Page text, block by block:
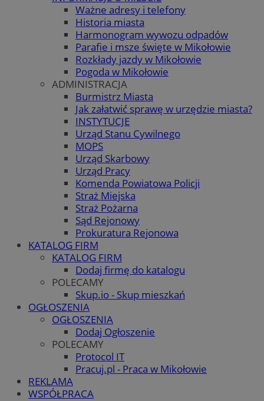
Ważne adresy i telefony
Historia miasta
Harmonogram wywozu odpadów
Parafie i msze święte w Mikołowie
Rozkłady jazdy w Mikołowie
Pogoda w Mikołowie
ADMINISTRACJA
Burmistrz Miasta
Jak załatwić sprawę w urzędzie miasta?
INSTYTUCJE
Urząd Stanu Cywilnego
MOPS
Urząd Skarbowy
Urząd Pracy
Komenda Powiatowa Policji
Straż Miejska
Straż Pożarna
Sąd Rejonowy
Prokuratura Rejonowa
KATALOG FIRM
KATALOG FIRM
Dodaj firmę do katalogu
POLECAMY
Skup.io - Skup mieszkań
OGŁOSZENIA
OGŁOSZENIA
Dodaj Ogłoszenie
POLECAMY
Protocol IT
Pracuj.pl - Praca w Mikołowie
REKLAMA
WSPÓŁPRACA